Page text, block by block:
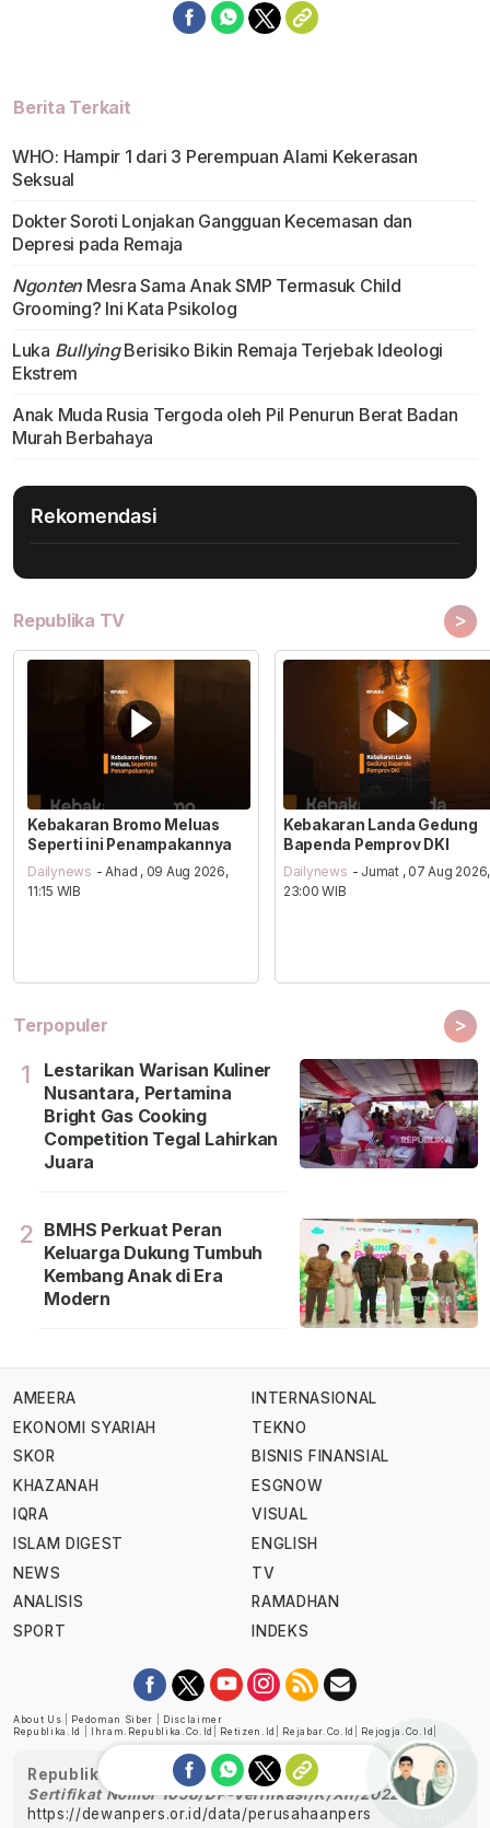
Berita Terkait
WHO: Hampir 1 dari 3 Perempuan Alami Kekerasan
Seksual
Dokter Soroti Lonjakan Gangguan Kecemasan dan
Depresi pada Remaja
Ngonten Mesra Sama Anak SMP Termasuk Child
Grooming? Ini Kata Psikolog
Luka BullyingBerisiko Bikin Remaja Terjebak Ideologi
Ekstrem
Anak Muda Rusia Tergoda oleh Pil Penurun Berat Badan
Murah Berbahaya
Rekomendasi
Republika TV >
Kebakaran Bromo Meluas
Seperti ini Penampakannya
Dailynews - Ahad , 09 Aug 2026,
11:15 WIB
Kebakaran Landa Gedung
Bapenda Pemprov DKI
Dailynews - Jumat , 07 Aug 2026,
23:00 WIB
Terpopuler >
1
Lestarikan Warisan Kuliner
Nusantara, Pertamina
Bright Gas Cooking
Competition Tegal Lahirkan
Juara
2 BMHS Perkuat Peran
Keluarga Dukung Tumbuh
Kembang Anak di Era
Modern
AMEERA
EKONOMI SYARIAH
SKOR
KHAZANAH
IQRA
ISLAM DIGEST
NEWS
ANALISIS
SPORT
INTERNASIONAL
TEKNO
BISNIS FINANSIAL
ESGNOW
VISUAL
ENGLISH
TV
RAMADHAN
INDEKS
About Us Pedoman Siber
Disclaimer
Republika.id
Ihram.republika.co.id Retizen.id Rejabar.co.id Rejogja.co.id
Republika telah diverifikasi oleh Dewan Pers
Sertifikat Nomor 1058/DP-Verifikasi/K/XII/2022
https://dewanpers.or.id/data/perusahaanpers